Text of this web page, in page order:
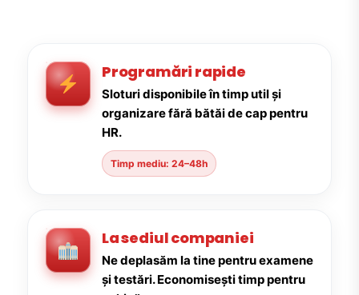
Programări rapide
Sloturi disponibile în timp util și
organizare fără bătăi de cap pentru
HR.
Timp mediu: 24–48h
La sediul companiei
Ne deplasăm la tine pentru examene
și testări. Economisești timp pentru